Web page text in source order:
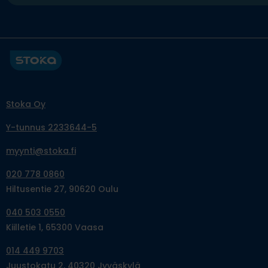
Stoka Oy
Y-tunnus 2233644-5
myynti@stoka.fi
020 778 0860
Hiltusentie 27, 90620 Oulu
040 503 0550
Kiilletie 1, 65300 Vaasa
014 449 9703